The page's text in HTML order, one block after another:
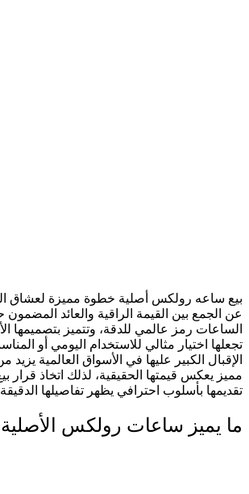
بيع ساعه رولكس أصلية خطوة مميزة لعشاق
عن الجمع بين القيمة الراقية والعائد
الساعات رمز عالمي للدقة، وتتميز بتصميمها
تجعلها اختيار مثالي للاستخدام اليومي أو
الإقبال الكبير عليها في الأسواق العالمية
مميز يعكس قيمتها الحقيقية، لذلك اتخاذ قرار
تقديمها بأسلوب احترافي يظهر تفاصيلها الدقيقة
ما يميز ساعات رولكس